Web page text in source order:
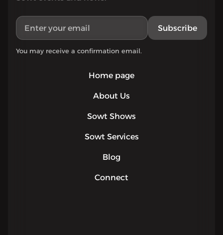
Home page
About Us
Sowt Shows
Sowt Services
Blog
Connect
Subscribe
You may receive a confirmation email.